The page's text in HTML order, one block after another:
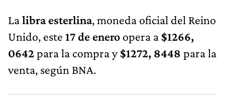
Lalibra esterlina, moneda oficial del Reino
Unido, este 17 de enero opera a $1266,
0642para la compra y$1272, 8448 para la
venta, según BNA.